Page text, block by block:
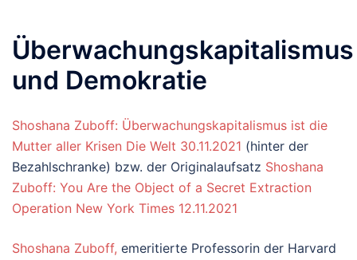
Überwachungskapitalismus
und Demokratie
Shoshana Zuboff: Überwachungskapitalismus ist die
Mutter aller Krisen Die Welt 30.11.2021 (hinter der
Bezahlschranke) bzw. der Originalaufsatz Shoshana
Zuboff: You Are the Object of a Secret Extraction
Operation New York Times 12.11.2021
Shoshana Zuboff, emeritierte Professorin der Harvard